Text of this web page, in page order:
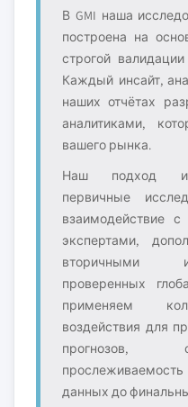
В GMI наша
построена на
строгой
Каждый инсайт,
наших отчётах
аналитиками,
вашего рынка.
Наш подход
первичные
взаимодействие
экспертами,
вторичными
проверенных
применяем
воздействия для
прогнозов,
данных до